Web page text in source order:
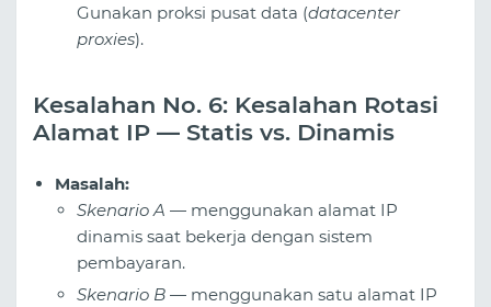
Gunakan proksi pusat data (datacenter
proxies).
Kesalahan No. 6: Kesalahan Rotasi
Alamat IP — Statis vs. Dinamis
Masalah:
Skenario A — menggunakan alamat IP
dinamis saat bekerja dengan sistem
pembayaran.
Skenario B — menggunakan satu alamat IP